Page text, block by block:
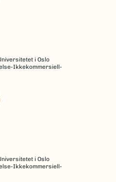
i Oslo
Ikkekommersiell-
i Oslo
Ikkekommersiell-